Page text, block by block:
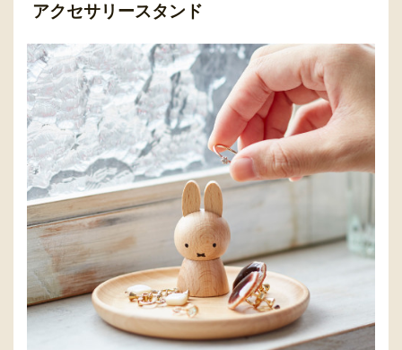
アクセサリースタンド